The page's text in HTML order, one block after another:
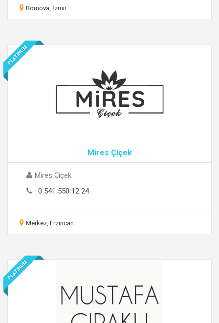
Bornova, İzmir
PLATINUM
Mires Çiçek
Mires Çiçek
0 541 550 12 24
Merkez, Erzincan
PLATINUM